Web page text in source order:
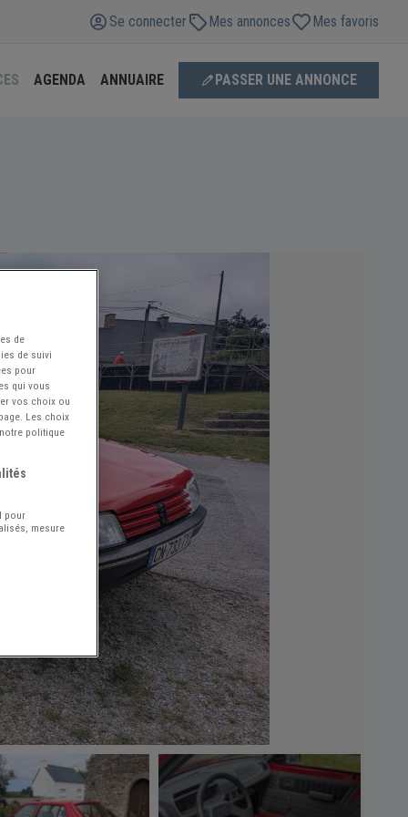
Se connecter Mes annonces Mes favoris
AGENDA ANNUAIRE PASSER UNE ANNONCE
de
de suivi
pour
qui vous
vos choix ou
Les choix
politique
pour
mesure